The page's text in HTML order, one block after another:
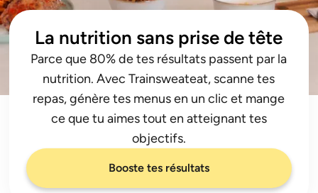
La nutrition sans prise de tête
Parce que 80% de tes résultats passent par la
nutrition. Avec Trainsweateat, scanne tes
repas, génère tes menus en un clic et mange
ce que tu aimes tout en atteignant tes
objectifs.
Booste tes résultats